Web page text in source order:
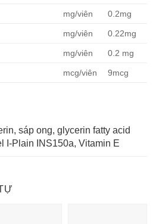
mg/viên 0.2mg
mg/viên 0.22mg
mg/viên 0.2 mg
mcg/viên 9mcg
sáp ong, glycerin fatty acid
I-Plain INS150a, Vitamin E